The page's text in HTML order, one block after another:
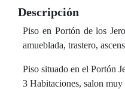
Descripción
Piso en Portón de los
amueblada, trastero,
Piso situado en el Portón
3 Habitaciones, salon